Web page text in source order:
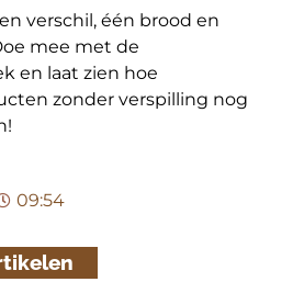
verschil, één brood en
mee met de
en laat zien hoe
zonder verspilling nog
09:54